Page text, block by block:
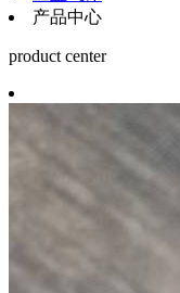
产品中心
product center